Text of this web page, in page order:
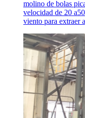
molino de bolas
velocidad de 20
viento para extraer